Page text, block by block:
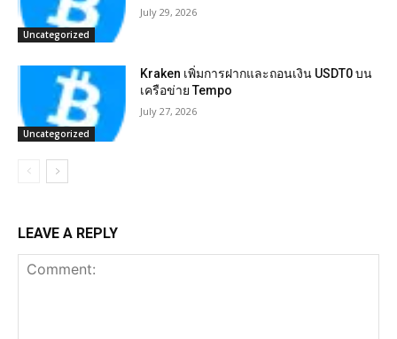
Uncategorized
July 29, 2026
Uncategorized
Kraken เพิ่มการฝากและถอนเงิน USDT0 บน
เครือข่าย Tempo
July 27, 2026
LEAVE A REPLY